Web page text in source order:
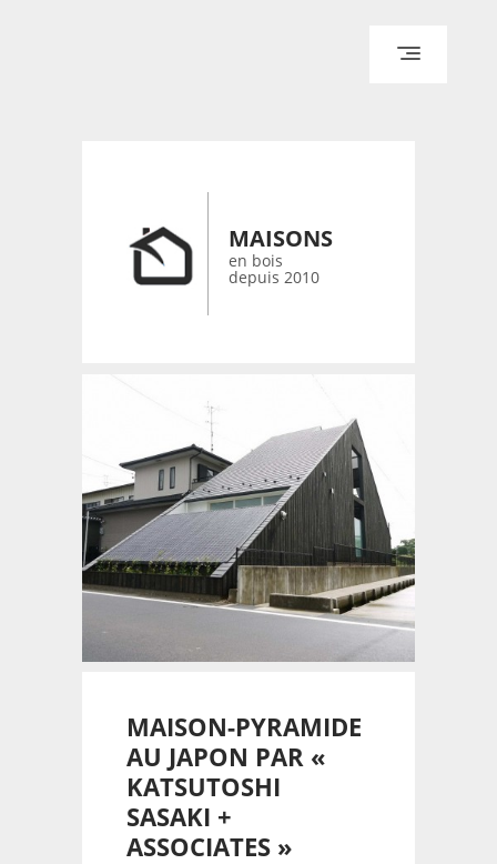
CONTACT
MAISONS
en bois
depuis 2010
MAISON-PYRAMIDE
AU JAPON PAR «
KATSUTOSHI
SASAKI +
ASSOCIATES »